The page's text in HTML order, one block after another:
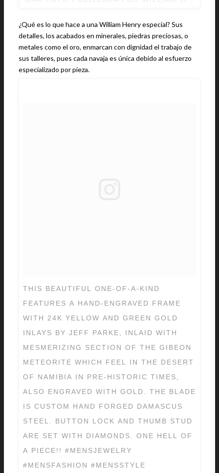
¿Qué es lo que hace a una William Henry especial? Sus
detalles, los acabados en minerales, piedras preciosas, o
metales como el oro, enmarcan con dignidad el trabajo de
sus talleres, pues cada navaja es única debido al esfuerzo
especializado por pieza.
THIS BEAUTIFUL ONE-OF-A-KIND
FEATURES A HAND-ENGRAVED FRAME
WITH 24K YELLOW AND GREEN GOLD
INLAYS BY JEFF PARKE, INLAID WITH
MESMERIZING SECTION OF THE GIBEON
METEORITE WHICH FEEL IN THE DESERT
OF NAMIBIA IN PRE-HISTORIC TIMES,
ALSO ENGRAVED WITH GOLD. THE BLADE
IS CUSTOM HAND FORGED DAMASCUS
STEEL. BUTTON LOCK AND THUMB STUD
ARE SET WITH DIAMONDS. ONE HELL OF
A PIECE!! #MENSJEWELRY
#MENSFASHION #MENSSTYLE